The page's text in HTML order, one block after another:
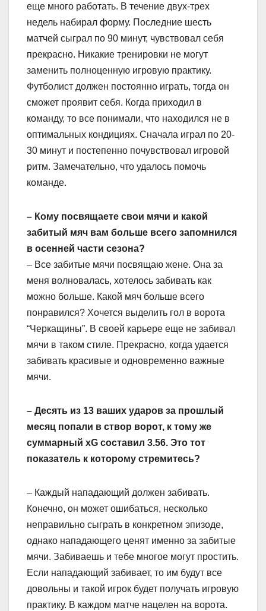
еще много работать. В течение двух-трех
недель набирал форму. Последние шесть
матчей сыграл по 90 минут, чувствовал себя
прекрасно. Никакие тренировки не могут
заменить полноценную игровую практику.
Футболист должен постоянно играть, тогда он
сможет проявит себя. Когда приходил в
команду, то все понимали, что находился не в
оптимальных кондициях. Сначала играл по 20-
30 минут и постепенно почувствовал игровой
ритм. Замечательно, что удалось помочь
команде.
– Кому посвящаете свои мячи и какой
забитый мяч вам больше всего запомнился
в осенней части сезона?
– Все забитые мячи посвящаю жене. Она за
меня волновалась, хотелось забивать как
можно больше. Какой мяч больше всего
понравился? Хочется выделить гол в ворота
“Черкащины”. В своей карьере еще не забивал
мячи в таком стиле. Прекрасно, когда удается
забивать красивые и одновременно важные
мячи.
– Десять из 13 ваших ударов за прошлый
месяц попали в створ ворот, к тому же
суммарный хG составил 3.56. Это тот
показатель к которому стремитесь?
– Каждый нападающий должен забивать.
Конечно, он может ошибаться, несколько
неправильно сыграть в конкретном эпизоде,
однако нападающего ценят именно за забитые
мячи. Забиваешь и тебе многое могут простить.
Если нападающий забивает, то им будут все
довольны и такой игрок будет получать игровую
практику. В каждом матче нацелен на ворота.